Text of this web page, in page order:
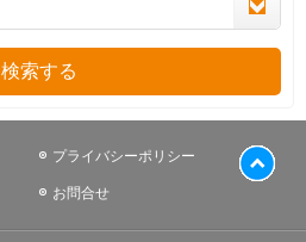
検索する
プライバシーポリシー
お問合せ